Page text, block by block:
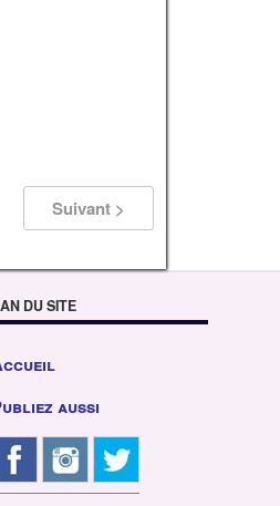
Suivant >
DU SITE
aussi